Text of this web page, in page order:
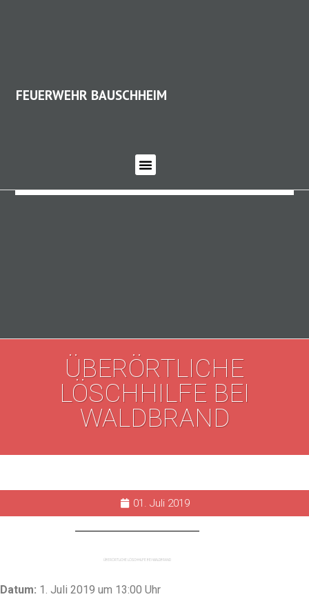
FEUERWEHR BAUSCHHEIM
ÜBERÖRTLICHE
LÖSCHHILFE BEI
WALDBRAND
01. Juli 2019
ÜBERÖRTLICHE LÖSCHHILFE BEI WALDBRAND
Datum: 1. Juli 2019 um 13:00 Uhr